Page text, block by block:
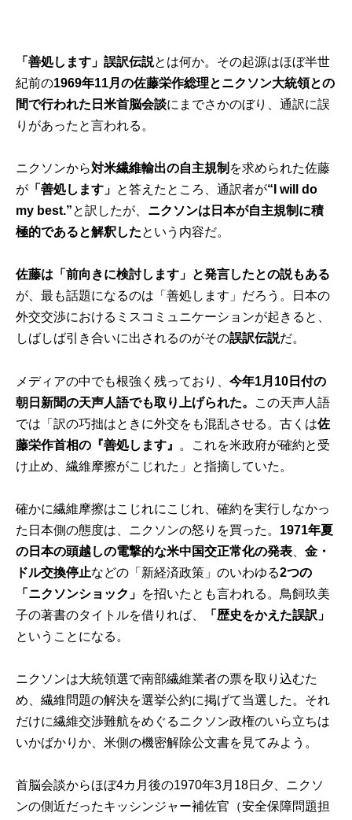
「善処します」誤訳伝説とは何か。その起源はほぼ半世
紀前の1969年11月の佐藤栄作総理とニクソン大統領との
間で行われた日米首脳会談にまでさかのぼり、通訳に誤
りがあったと言われる。
ニクソンから対米繊維輸出の自主規制 を求められた佐藤
が 「善処します」 と答えたところ、通訳者が“I will do
my best.”と訳したが、 ニクソンは日本が自主規制に積
極的であると解釈したという内容だ。
佐藤は「前向きに検討します」と発言したとの説もある
が、最も話題になるのは「善処します」だろう。日本の
外交交渉におけるミスコミュニケーションが起きると、
しばしば引き合いに出されるのがその誤訳伝説だ。
メディアの中でも根強く残っており、今年1月10日付の
朝日新聞の天声人語でも取り上げられた。
この天声人語
では「訳の巧拙はときに外交をも混乱させる。古くは佐
藤栄作首相の『善処します』
。これを米政府が確約と受
け止め、繊維摩擦がこじれた」と指摘していた。
確かに繊維摩擦はこじれにこじれ、確約を実行しなかっ
た日本側の態度は、ニクソンの怒りを買った。 1971年夏
の日本の頭越しの電撃的な米中国交正常化の発表 、金・
ドル交換停止などの「新経済政策」のいわゆる2つの
「ニクソンショック」 を招いたとも言われる。鳥飼玖美
子の著書のタイトルを借りれば、
「歴史をかえた誤訳」
ということになる。
ニクソンは大統領選で南部繊維業者の票を取り込むた
め、繊維問題の解決を選挙公約に掲げて当選した。それ
だけに繊維交渉難航をめぐるニクソン政権のいら立ちは
いかばかりか、米側の機密解除公文書を見てみよう。
首脳会談からほぼ4カ月後の1970年3月18日夕、ニクソ
ンの側近だったキッシンジャー補佐官（安全保障問題担